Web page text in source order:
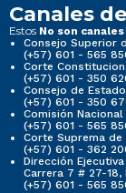
Canales
Estos No son
Consejo Superior
(+57) 601 - 565
Corte
(+57) 601 - 350
Consejo de
(+57) 601 - 350
Comisión
(+57) 601 - 565
Corte Suprema de
(+57) 601 - 362
Dirección
Carrera 7 # 27-18,
(+57) 601 - 565